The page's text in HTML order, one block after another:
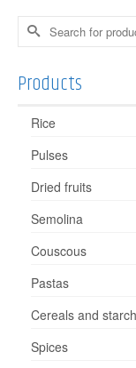
Search
for:
Products
Rice
Pulses
Dried fruits
Semolina
Couscous
Pastas
Cereals and
Spices